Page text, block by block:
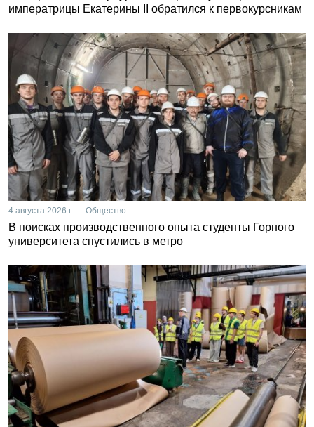
императрицы Екатерины II обратился к первокурсникам
4 августа 2026 г. — Общество
В поисках производственного опыта студенты Горного
университета спустились в метро